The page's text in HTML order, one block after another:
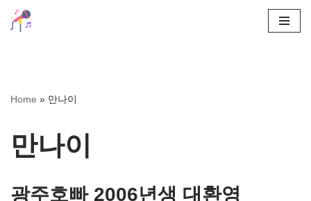
로
뛰
Home » 만나이
만나이
광주호빠 2006년생 대환영